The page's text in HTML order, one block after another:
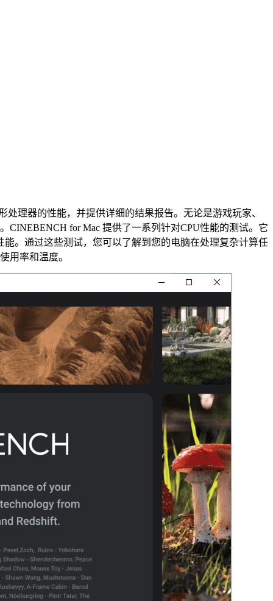
理器的性能，并提供详细的结果报告。无论是游戏玩家、
for Mac 提供了一系列针对CPU性能的测试。它
。通过这些测试，您可以了解到您的电脑在处理复杂计算任
用率和温度。